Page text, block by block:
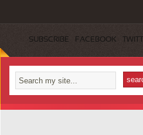
SUBSCRIBE FACEBOOK